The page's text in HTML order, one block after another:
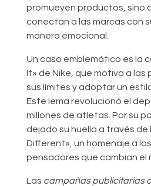
promueven productos, sino
conectan a las marcas con
manera emocional.
Un caso emblemático es la
It» de Nike, que motiva a las
sus límites y adoptar un
Este lema revolucionó el
millones de atletas. Por su
dejado su huella a través de
Different», un homenaje a
pensadores que cambian el
Las campañas publicitarias